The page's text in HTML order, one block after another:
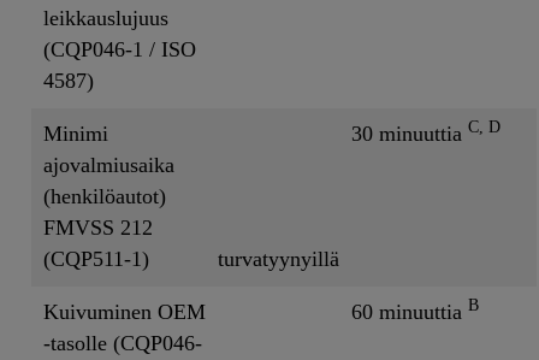
leikkauslujuus
(CQP046-1 / ISO
4587)
Minimi
ajovalmiusaika
(henkilöautot)
FMVSS 212
(CQP511-1)
turvatyynyillä
30 minuuttia C, D
Kuivuminen OEM
-tasolle (CQP046-
60 minuuttia B